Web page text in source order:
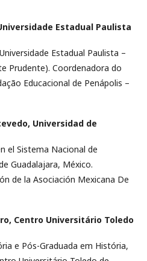
Estadual Paulista
Estadual Paulista –
Prudente). Coordenadora do
Educacional de Penápolis –
Universidad de
el Sistema Nacional de
Guadalajara, México.
de la Asociación Mexicana De
Centro Universitário Toledo
e Pós-Graduada em História,